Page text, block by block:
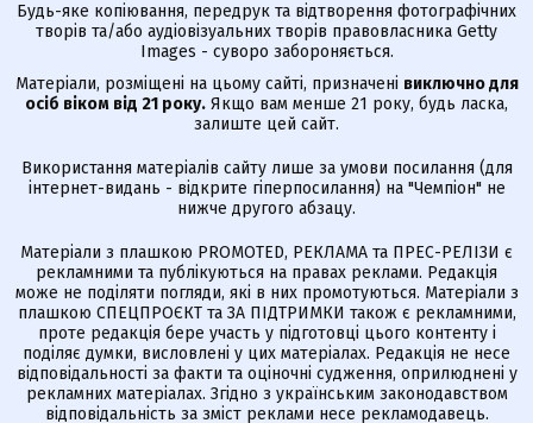
Будь-яке копіювання, передрук та відтворення фотографічних
творів та/або аудіовізуальних творів правовласника Getty
Images - суворо забороняється.
Матеріали, розміщені на цьому сайті, призначені виключно для
осіб віком від 21 року. Якщо вам менше 21 року, будь ласка,
залиште цей сайт.
Використання матеріалів сайту лише за умови посилання (для
інтернет-видань - відкрите гіперпосилання) на "Чемпіон" не
нижче другого абзацу.
Матеріали з плашкою PROMOTED, РЕКЛАМА та ПРЕС-РЕЛІЗИ є
рекламними та публікуються на правах реклами. Редакція
може не поділяти погляди, які в них промотуються. Матеріали з
плашкою СПЕЦПРОЄКТ та ЗА ПІДТРИМКИ також є рекламними,
проте редакція бере участь у підготовці цього контенту і
поділяє думки, висловлені у цих матеріалах. Редакція не несе
відповідальності за факти та оціночні судження, оприлюднені у
рекламних матеріалах. Згідно з українським законодавством
відповідальність за зміст реклами несе рекламодавець.